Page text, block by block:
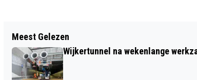
COLUMN BLIK VAN CO: PASEN
Meest Gelezen
Wijkertunnel na wekenlange